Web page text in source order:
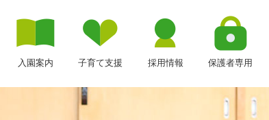
入園案内 子育て支援 採用情報 保護者専用